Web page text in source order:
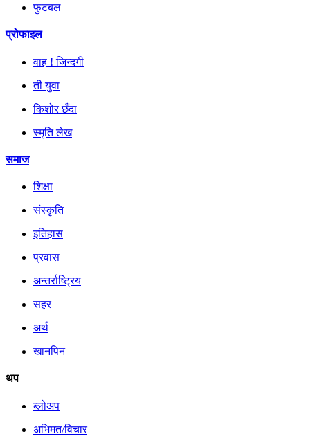
फुटबल
प्रोफाइल
वाह ! जिन्दगी
ती युवा
किशोर छँदा
स्मृति लेख
समाज
शिक्षा
संस्कृति
इतिहास
प्रवास
अन्तर्राष्ट्रिय
सहर
अर्थ
खानपिन
थप
ब्लोअप
अभिमत/विचार